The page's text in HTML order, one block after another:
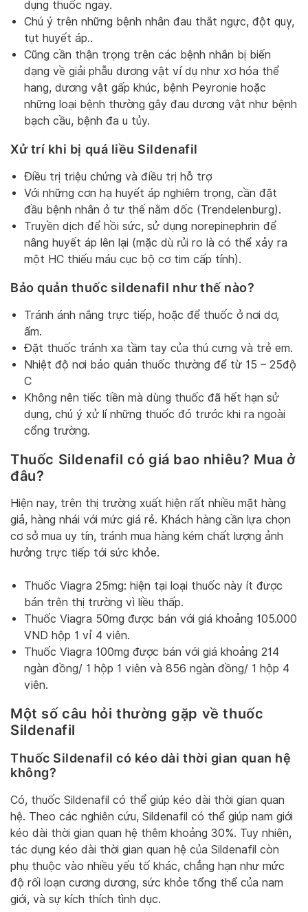
dụng thuốc ngay.
Chú ý trên những bệnh nhân đau thắt ngực, đột quỵ,
tụt huyết áp..
Cũng cần thận trọng trên các bệnh nhân bị biến
dạng về giải phẫu dương vật ví dụ như xơ hóa thể
hang, dương vật gấp khúc, bệnh Peyronie hoặc
những loại bệnh thường gây đau dương vật như bệnh
bạch cầu, bệnh đa u tủy.
Xử trí khi bị quá liều Sildenafil
Điều trị triệu chứng và điều trị hỗ trợ
Với những cơn hạ huyết áp nghiêm trọng, cần đặt
đầu bệnh nhân ở tư thế nằm dốc (Trendelenburg).
Truyền dịch để hồi sức, sử dụng norepinephrin để
nâng huyết áp lên lại (mặc dù rủi ro là có thể xảy ra
một HC thiếu máu cục bộ cơ tim cấp tính).
Bảo quản thuốc sildenafil như thế nào?
Tránh ánh nắng trực tiếp, hoặc để thuốc ở nơi dơ,
ẩm.
Đặt thuốc tránh xa tầm tay của thú cưng và trẻ em.
Nhiệt độ nơi bảo quản thuốc thường để từ 15 – 25độ
C
Không nên tiếc tiền mà dùng thuốc đã hết hạn sử
dụng, chú ý xử lí những thuốc đó trước khi ra ngoài
cổng trường.
Thuốc Sildenafil có giá bao nhiêu? Mua ở
đâu?
Hiện nay, trên thị trường xuất hiện rất nhiều mặt hàng
giả, hàng nhái với mức giá rẻ. Khách hàng cần lựa chọn
cơ sở mua uy tín, tránh mua hàng kém chất lượng ảnh
hưởng trực tiếp tới sức khỏe.
Thuốc Viagra 25mg: hiện tại loại thuốc này ít được
bán trên thị trường vì liều thấp.
Thuốc Viagra 50mg được bán với giá khoảng 105.000
VND hộp 1 vỉ 4 viên.
Thuốc Viagra 100mg được bán với giá khoảng 214
ngàn đồng/ 1 hộp 1 viên và 856 ngàn đồng/ 1 hộp 4
viên.
Một số câu hỏi thường gặp về thuốc
Sildenafil
Thuốc Sildenafil có kéo dài thời gian quan hệ
không?
Có, thuốc Sildenafil có thể giúp kéo dài thời gian quan
hệ. Theo các nghiên cứu, Sildenafil có thể giúp nam giới
kéo dài thời gian quan hệ thêm khoảng 30%. Tuy nhiên,
tác dụng kéo dài thời gian quan hệ của Sildenafil còn
phụ thuộc vào nhiều yếu tố khác, chẳng hạn như mức
độ rối loạn cương dương, sức khỏe tổng thể của nam
giới, và sự kích thích tình dục.